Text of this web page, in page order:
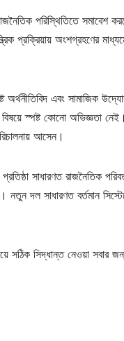
পরিস্থিতিতে
প্রক্রিয়ায় অংশগ্রহণের
এবং সামাজিক
স্পষ্ট কোনো অভিজ্ঞতা
আসেন।
সাধারণত রাজনৈতিক
দল সাধারণত বর্তমান
সঠিক সিদ্ধান্ত নেওয়া সবার